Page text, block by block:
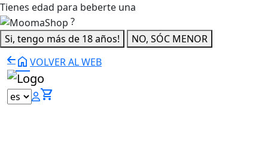
Tienes edad para beberte una
?
Si, tengo más de 18 años!
NO, SÓC MENOR
home VOLVER AL WEB
shopping_cart